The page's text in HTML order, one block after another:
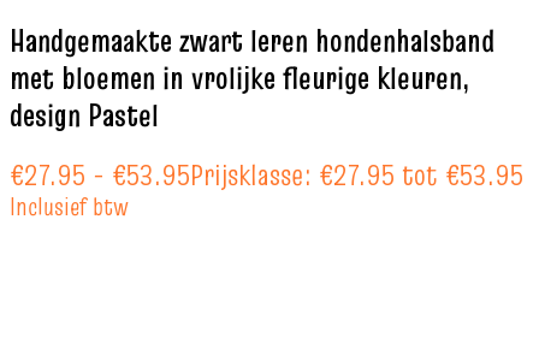
Handgemaakte zwart leren hondenhalsband
met bloemen in vrolijke fleurige kleuren,
design Pastel
€27.95 - €53.95Prijsklasse: €27.95 tot €53.95
Inclusief btw